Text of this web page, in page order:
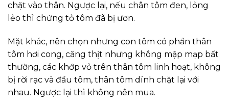
chặt vào thân. Ngược lại, nếu chân tôm đen, lỏng
lẻo thì chứng tỏ tôm đã bị ươn.
Mặt khác, nên chọn nhưng con tôm có phần thân
tôm hơi cong, căng thịt nhưng không mập mạp bất
thường, các khớp vỏ trên thân tôm linh hoạt, không
bị rời rạc và đầu tôm, thân tôm dính chặt lại với
nhau. Ngược lại thì không nên mua.